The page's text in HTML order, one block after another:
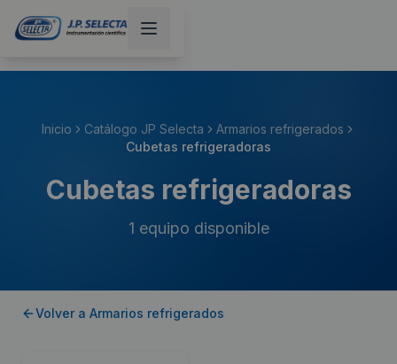
Inicio Catálogo JP Selecta
Armarios refrigerados
Cubetas refrigeradoras
Cubetas refrigeradoras
1 equipo disponible
Volver a Armarios refrigerados